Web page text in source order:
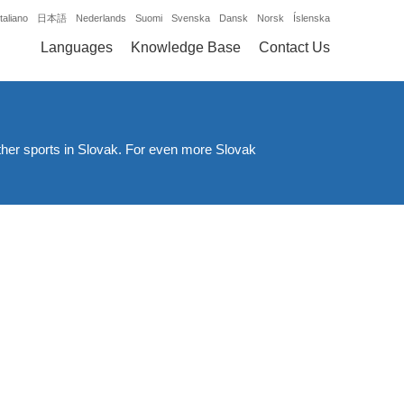
日本語 Nederlands Suomi Svenska Dansk Norsk Íslenska
Languages Knowledge Base Contact Us
sports in Slovak. For even more Slovak